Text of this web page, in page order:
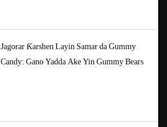
Jagorar Ƙarshen Layin Samar da Gummy
Candy: Gano Yadda Ake Yin Gummy Bears